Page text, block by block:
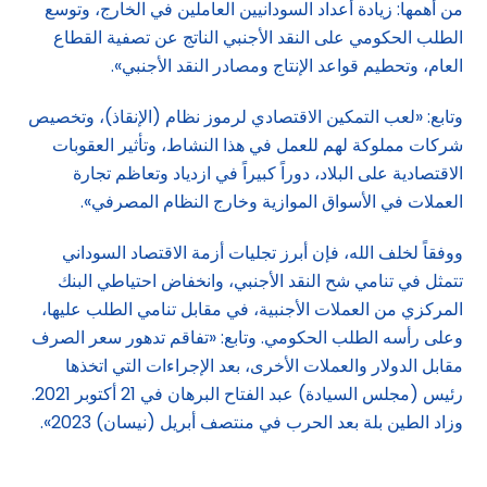
من أهمها: زيادة أعداد السودانيين العاملين في الخارج، وتوسع
الطلب الحكومي على النقد الأجنبي الناتج عن تصفية القطاع
العام، وتحطيم قواعد الإنتاج ومصادر النقد الأجنبي».
وتابع: «لعب التمكين الاقتصادي لرموز نظام (الإنقاذ)، وتخصيص
شركات مملوكة لهم للعمل في هذا النشاط، وتأثير العقوبات
الاقتصادية على البلاد، دوراً كبيراً في ازدياد وتعاظم تجارة
العملات في الأسواق الموازية وخارج النظام المصرفي».
ووفقاً لخلف الله، فإن أبرز تجليات أزمة الاقتصاد السوداني
تتمثل في تنامي شح النقد الأجنبي، وانخفاض احتياطي البنك
المركزي من العملات الأجنبية، في مقابل تنامي الطلب عليها،
وعلى رأسه الطلب الحكومي. وتابع: «تفاقم تدهور سعر الصرف
مقابل الدولار والعملات الأخرى، بعد الإجراءات التي اتخذها
رئيس (مجلس السيادة) عبد الفتاح البرهان في 21 أكتوبر 2021.
وزاد الطين بلة بعد الحرب في منتصف أبريل (نيسان) 2023».